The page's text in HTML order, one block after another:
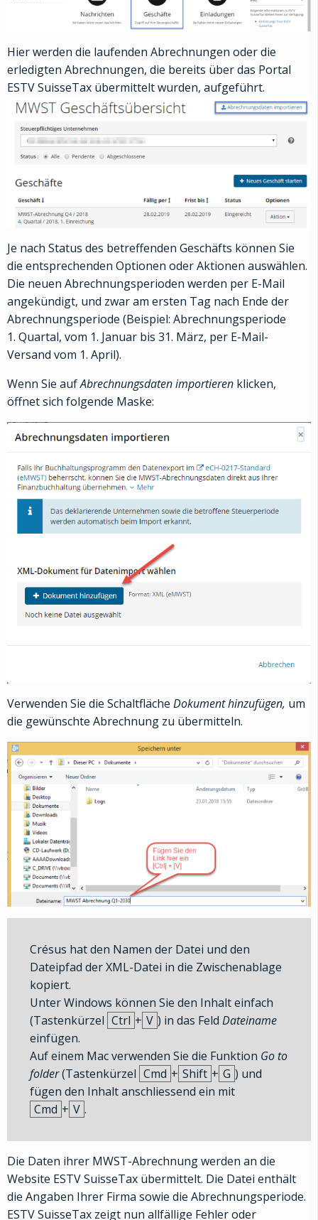
Hier werden die laufenden Abrechnungen oder die
erledigten Abrechnungen, die bereits über das Portal
ESTV SuisseTax übermittelt wurden, aufgeführt.
Je nach Status des betreffenden Geschäfts können Sie
die entsprechenden Optionen oder Aktionen auswählen.
Die neuen Abrechnungsperioden werden per E-Mail
angekündigt, und zwar am ersten Tag nach Ende der
Abrechnungsperiode (Beispiel: Abrechnungsperiode
1. Quartal, vom 1. Januar bis 31. März, per E-Mail-
Versand vom 1. April).
Wenn Sie aufAbrechnungsdaten importieren klicken,
öffnet sich folgende Maske:
Verwenden Sie die Schaltfläche Dokument hinzufügen, um
die gewünschte Abrechnung zu übermitteln.
Crésus hat den Namen der Datei und den
Dateipfad der XML-Datei in die Zwischenablage
kopiert.
Unter Windows können Sie den Inhalt einfach
(Tastenkürzel Ctrl + V ) in das Feld Dateiname
einfügen.
Auf einem Mac verwenden Sie die Funktion Go to
folder(Tastenkürzel Cmd + Shift + G ) und
fügen den Inhalt anschliessend ein mit
Cmd + V .
Die Daten ihrer MWST-Abrechnung werden an die
Website ESTV SuisseTax übermittelt. Die Datei enthält
die Angaben Ihrer Firma sowie die Abrechnungsperiode.
ESTV SuisseTax zeigt nun allfällige Fehler oder